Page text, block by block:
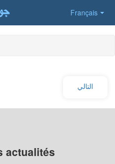
Français
التالي
actualités